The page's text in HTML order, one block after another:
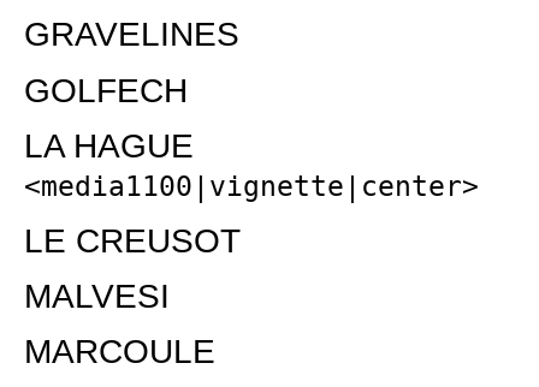
GRAVELINES
GOLFECH
LA HAGUE
<media1100|vignette|center>
LE CREUSOT
MALVESI
MARCOULE